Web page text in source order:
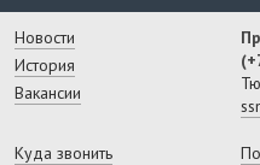
Новости
История
Вакансии
Куда звонить